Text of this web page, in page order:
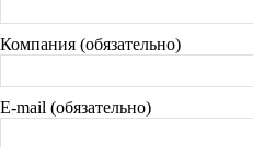
Компания (обязательно)
E-mail (обязательно)